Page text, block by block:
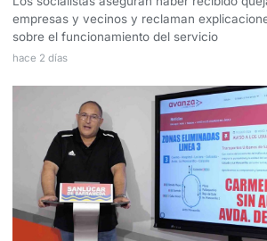
empresas y vecinos y reclaman
sobre el funcionamiento del servicio
hace 2 días